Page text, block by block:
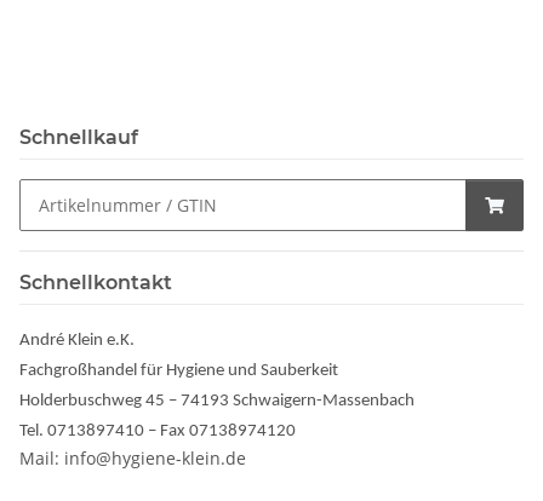
Schnellkauf
Schnellkontakt
André Klein e.K.
Fachgroßhandel für Hygiene und Sauberkeit
Holderbuschweg 45 – 74193 Schwaigern-Massenbach
Tel. 0713897410 – Fax 07138974120
Mail: info@hygiene-klein.de